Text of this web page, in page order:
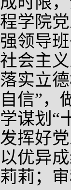
程学院
强领导
社会主
落实立
自信”，
学谋划“
发挥好
以优异
莉莉；